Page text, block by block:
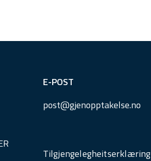
E-POST
post@gjenopptakelse.no
Tilgjengelegheitserklæring